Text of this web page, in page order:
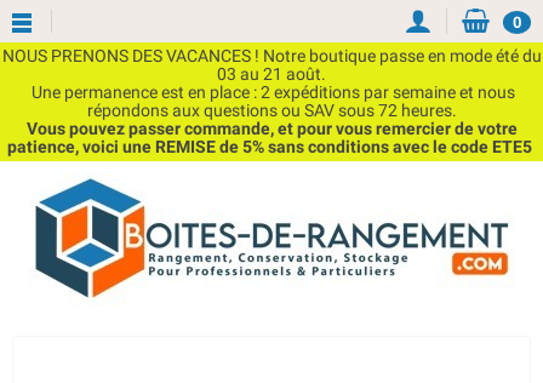
NOUS PRENONS DES VACANCES ! Notre boutique passe en mode été du
03 au 21 août.
Une permanence est en place : 2 expéditions par semaine et nous
répondons aux questions ou SAV sous 72 heures.
Vous pouvez passer commande, et pour vous remercier de votre
patience, voici une REMISE de 5% sans conditions avec le code ETE5
0